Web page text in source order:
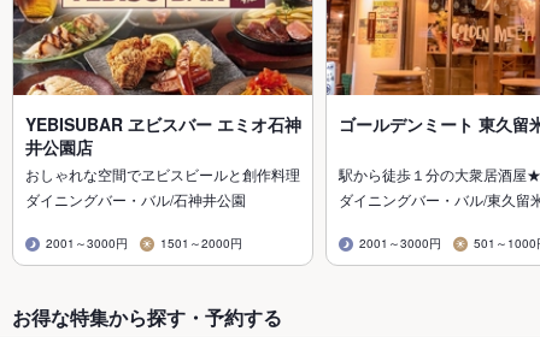
YEBISUBAR ヱビスバー エミオ石神
井公園店
おしゃれな空間でヱビスビールと創作料理
ダイニングバー・バル/石神井公園
2001～3000円 1501～2000円
ゴールデンミート 東久留
駅から徒歩１分の大衆居酒屋★
ダイニングバー・バル/東久留
2001～3000円 501～1000
お得な特集から探す・予約する